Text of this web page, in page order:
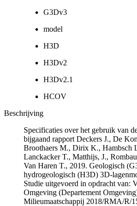
G3Dv3
model
H3D
H3Dv2
H3Dv2.1
HCOV
Beschrijving
Specificaties over het gebruik van
bijgaand rapport Deckers J., De
Broothaers M., Dirix K., Hambsch
Lanckacker T., Matthijs, J.,
Van Haren T., 2019. Geologisch
hydrogeologisch (H3D) 3D-
Studie uitgevoerd in opdracht van:
Omgeving (Departement
Milieumaatschappij 2018/RMA/R/